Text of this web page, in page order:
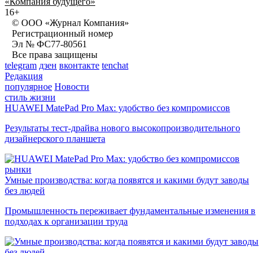
16+
© ООО «Журнал Компания»
Регистрационный номер
Эл № ФС77-80561
Все права защищены
telegram дзен вконтакте tenchat
Редакция
популярное Новости
стиль жизни
HUAWEI MatePad Pro Max: удобство без компромиссов
Результаты тест-драйва нового высокопроизводительного
дизайнерского планшета
рынки
Умные производства: когда появятся и какими будут заводы
без людей
Промышленность переживает фундаментальные изменения в
подходах к организации труда